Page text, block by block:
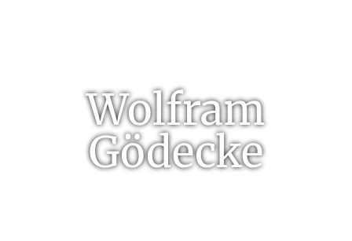
Wolfram
Gödecke